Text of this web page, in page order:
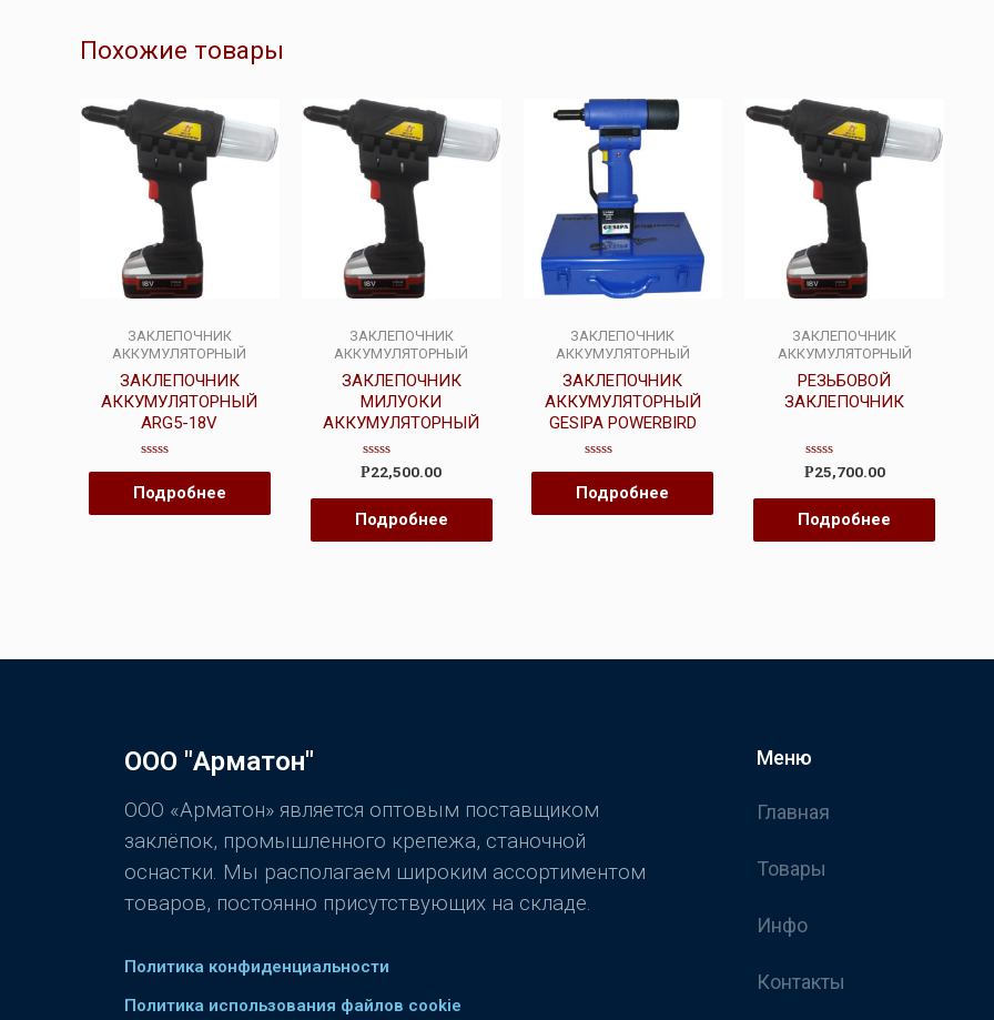
Похожие товары
ЗАКЛЕПОЧНИК
АККУМУЛЯТОРНЫЙ
ЗАКЛЕПОЧНИК
АККУМУЛЯТОРНЫЙ
ARG5-18V
Оценка
0
из
Подробнее
ЗАКЛЕПОЧНИК
АККУМУЛЯТОРНЫЙ
ЗАКЛЕПОЧНИК
МИЛУОКИ
АККУМУЛЯТОРНЫЙ
Оценка
из
5
Р22,500.00
Подробнее
ЗАКЛЕПОЧНИК
АККУМУЛЯТОРНЫЙ
ЗАКЛЕПОЧНИК
АККУМУЛЯТОРНЫЙ
GESIPA POWERBIRD
Оценка
0
из
Подробнее
ЗАКЛЕПОЧНИК
АККУМУЛЯТОРНЫЙ
РЕЗЬБОВОЙ
ЗАКЛЕПОЧНИК
Оценка
из
5
Р25,700.00
Подробнее
ООО "Арматон"
ООО «Арматон» является оптовым поставщиком
заклёпок, промышленного крепежа, станочной
оснастки. Мы располагаем широким ассортиментом
товаров, постоянно присутствующих на складе.
Политика конфиденциальности
Политика использования файлов cookie
Меню
Главная
Товары
Инфо
Контакты